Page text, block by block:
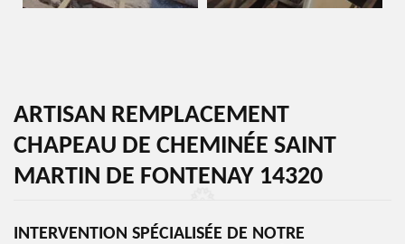
ARTISAN REMPLACEMENT
CHAPEAU DE CHEMINÉE SAINT
MARTIN DE FONTENAY 14320
INTERVENTION SPÉCIALISÉE DE NOTRE